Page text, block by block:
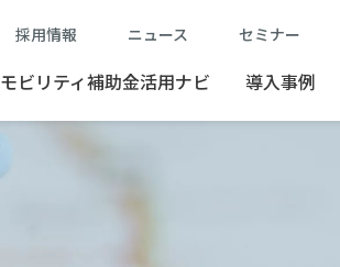
採用情報 ニュース セミナー
モビリティ補助金活用ナビ 導入事例